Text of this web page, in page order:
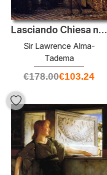
Lasciando Chiesa nel Quattrocento
Sir Lawrence Alma-
Tadema
€178.00€103.24